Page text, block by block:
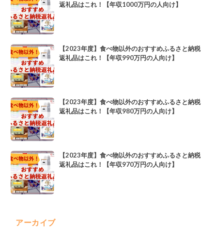
返礼品はこれ！【年収1000万円の人向け】
【2023年度】食べ物以外のおすすめふるさと納税
返礼品はこれ！【年収990万円の人向け】
【2023年度】食べ物以外のおすすめふるさと納税
返礼品はこれ！【年収980万円の人向け】
【2023年度】食べ物以外のおすすめふるさと納税
返礼品はこれ！【年収970万円の人向け】
アーカイブ